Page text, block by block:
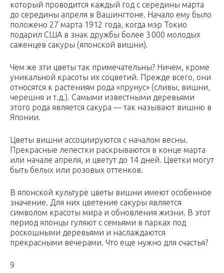
который проводится каждый год с середины марта
до середины апреля в Вашингтоне. Начало ему было
положено 27 марта 1912 года, когда мэр Токио
подарил США в знак дружбы более 3 000 молодых
саженцев сакуры (японской вишни).
Чем же эти цветы так примечательны? Ничем, кроме
уникальной красоты их соцветий. Прежде всего, они
относятся к растениям рода «прунус» (сливы, вишни,
черешня и т.д.). Самыми известными деревьями
этого рода является сакура — так называют вишню в
Японии.
Цветы вишни ассоциируются с началом весны.
Прекрасные лепестки раскрываются в конце марта
или начале апреля, и цветут до 14 дней. Цветки могут
быть белых или розовых оттенков.
В японской культуре цветы вишни имеют особенное
значение. Для них цветение сакуры является
символом красоты мира и обновления жизни. В этот
период японцы гуляют с семьями в парках под
роскошными деревьями и наслаждаются
прекрасными вечерами. Что еще нужно для счастья?
9